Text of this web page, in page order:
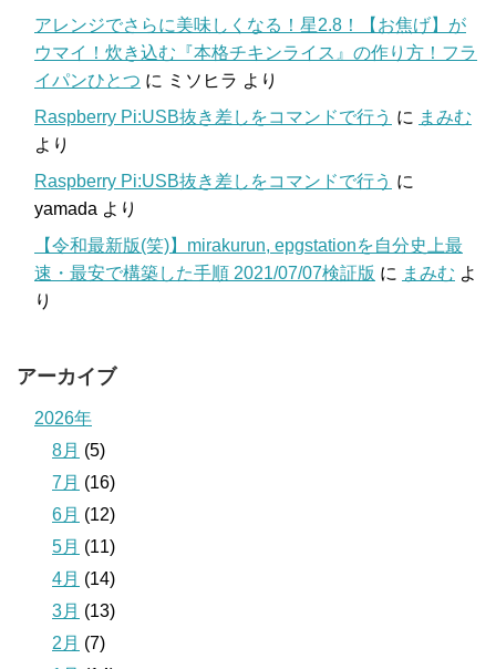
アレンジでさらに美味しくなる！星2.8！【お焦げ】が
ウマイ！炊き込む『本格チキンライス』の作り方！フラ
イパンひとつ に ミソヒラ より
Raspberry Pi:USB抜き差しをコマンドで行う に まみむ
より
Raspberry Pi:USB抜き差しをコマンドで行う に
yamada より
【令和最新版(笑)】mirakurun, epgstationを自分史上最
速・最安で構築した手順 2021/07/07検証版 に まみむ よ
り
アーカイブ
2026年
8月 (5)
7月 (16)
6月 (12)
5月 (11)
4月 (14)
3月 (13)
2月 (7)